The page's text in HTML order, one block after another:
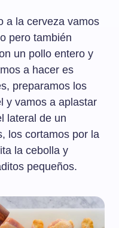
a la cerveza vamos
pero también
un pollo entero y
a hacer es
preparamos los
y vamos a aplastar
lateral de un
los cortamos por la
la cebolla y
pequeños.